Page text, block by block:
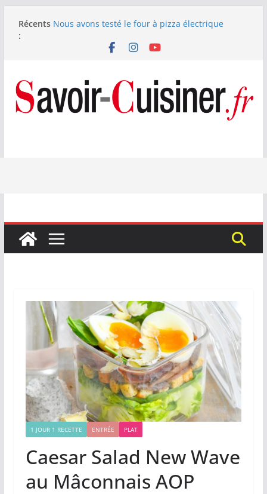
Récents
:
Nous avons testé le four à pizza électrique
Nous avons testé la machine à glace SENYA My
Laphroaig et Arnaud Larher
Catawiki met aux enchères un whisky japonais
Karuizawa 1960 estimé à 375 000 €
Haviland ouvre un nouvel écrin rive gauche à
1 JOUR 1 RECETTE ENTRÉE PLAT
Caesar Salad New Wave
au Mâconnais AOP